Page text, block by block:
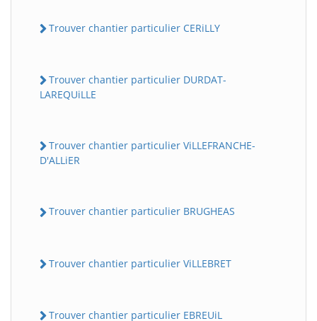
Trouver chantier particulier CERiLLY
Trouver chantier particulier DURDAT-
LAREQUiLLE
Trouver chantier particulier ViLLEFRANCHE-
D'ALLiER
Trouver chantier particulier BRUGHEAS
Trouver chantier particulier ViLLEBRET
Trouver chantier particulier EBREUiL